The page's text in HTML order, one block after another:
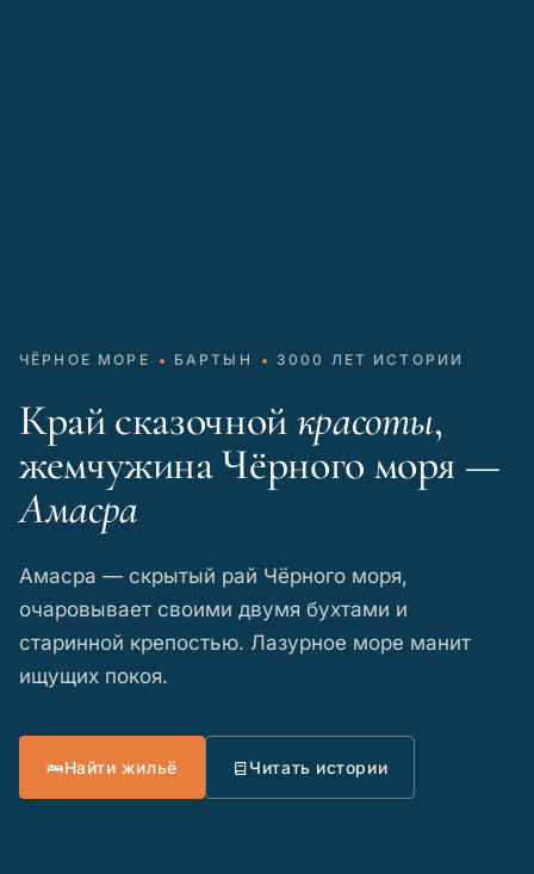
ЧЁРНОЕ МОРЕ БАРТЫН 3000 ЛЕТ ИСТОРИИ
Край сказочнойкрасоты,
жемчужина Чёрного моря —
Амасра
Амасра — скрытый рай Чёрного моря,
очаровывает своими двумя бухтами и
старинной крепостью. Лазурное море манит
ищущих покоя.
Найти жильё Читать истории